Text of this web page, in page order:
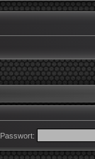
Passwort: